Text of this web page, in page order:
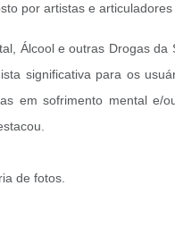
por artistas e
Álcool e outras Drogas
significativa para os
em sofrimento mental
de fotos.